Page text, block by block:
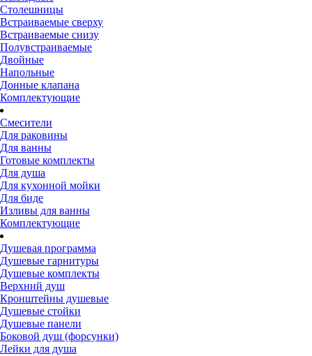
Столешницы
Встраиваемые сверху
Встраиваемые снизу
Полувстраиваемые
Двойные
Напольные
Донные клапана
Комплектующие
Смесители
Для раковины
Для ванны
Готовые комплекты
Для душа
Для кухонной мойки
Для биде
Изливы для ванны
Комплектующие
Душевая программа
Душевые гарнитуры
Душевые комплекты
Верхний душ
Кронштейны душевые
Душевые стойки
Душевые панели
Боковой душ (форсунки)
Лейки для душа